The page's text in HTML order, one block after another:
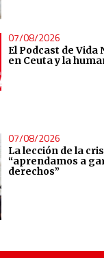
07/08/2026
El Podcast de Vida
en Ceuta y la
07/08/2026
La lección de la
“aprendamos a
derechos”